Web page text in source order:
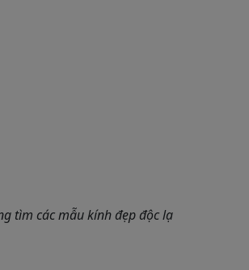
tìm các mẫu kính đẹp độc lạ